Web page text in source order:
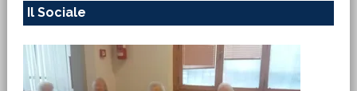
Il Sociale